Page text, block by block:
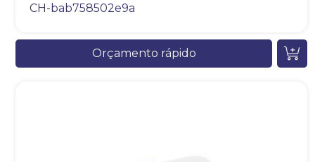
CH-bab758502e9a
Orçamento rápido